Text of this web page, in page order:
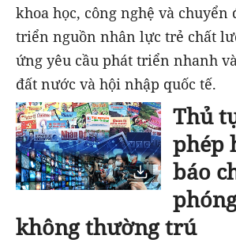
khoa học, công nghệ và chuyển
triển nguồn nhân lực trẻ chất
ứng yêu cầu phát triển nhanh
đất nước và hội nhập quốc tế.
Thủ
phép
báo
không thường trú